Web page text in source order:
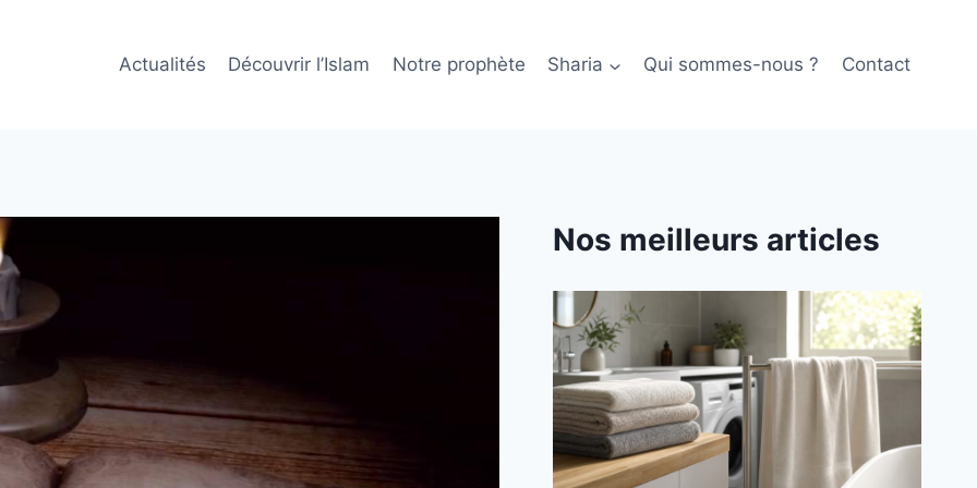
Actualités Découvrir l’Islam Notre prophète Sharia Qui sommes-nous ? Contact
Nos meilleurs articles